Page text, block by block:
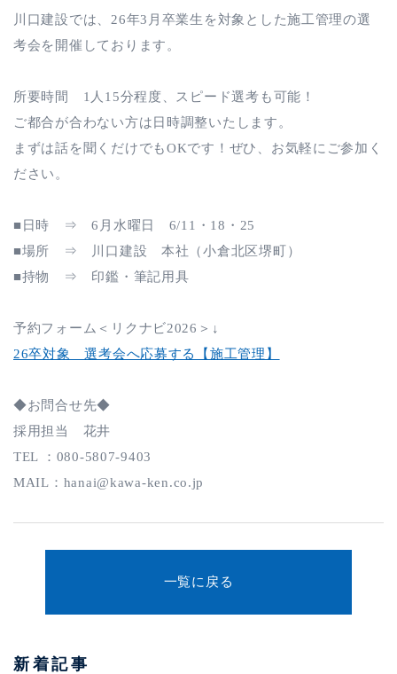
川口建設では、26年3月卒業生を対象とした施工管理の選
考会を開催しております。
所要時間 1人15分程度、スピード選考も可能！
ご都合が合わない方は日時調整いたします。
まずは話を聞くだけでもOKです！ぜひ、お気軽にご参加く
ださい。
■日時 ⇒ 6月水曜日 6/11・18・25
■場所 ⇒ 川口建設 本社（小倉北区堺町）
■持物 ⇒ 印鑑・筆記用具
予約フォーム＜リクナビ2026＞↓
26卒対象 選考会へ応募する【施工管理】
◆お問合せ先◆
採用担当 花井
TEL ：080-5807-9403
MAIL：hanai@kawa-ken.co.jp
一覧に戻る
新着記事